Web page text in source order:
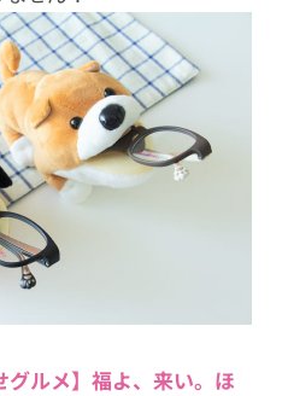
ルメ】福よ、来い。ほ